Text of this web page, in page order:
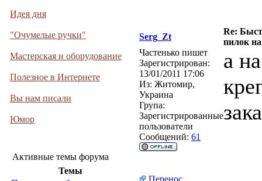
Идея дня
"Очумелые ручки"
Мастерская и оборудование
Полезное в Интернете
Вы нам писали
Юмор
Активные темы форума
Темы
Serg_Zt
Re:
пилок
Частенько пишет
Зарегистрирован:
13/01/2011 17:06
Из: Житомир,
Украина
Група:
Зарегистрированные
пользователи
Сообщений: 61
а
Перенос